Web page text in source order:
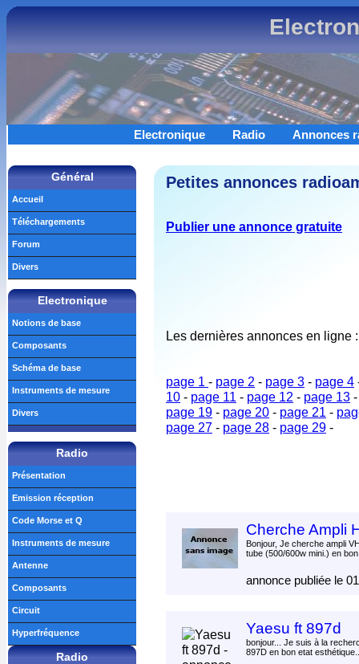
Electronique Radio Annonces
Petites annonces
Publier une annonce gratuite
Les dernières annonces en ligne :
page 1 - page 2 - page 3 - page 4
10 - page 11 - page 12 - page 13
page 19 - page 20 - page 21 -
page 27 - page 28 - page 29 -
Cherche Ampli
Bonjour, Je cherche ampli
tube (500/600w mini.) en
annonce publiée le
Yaesu ft 897d
bonjour... Je suis à la
897D en bon etat
Général
Accueil
Téléchargements
Forum
Divers
Electronique
Notions de base
Composants
Schéma de base
Instruments de mesure
Divers
Radio
Présentation
Emission réception
Code Morse et Q
Instruments de mesure
Antenne
Composants
Circuit
Hyperfréquence
Radio